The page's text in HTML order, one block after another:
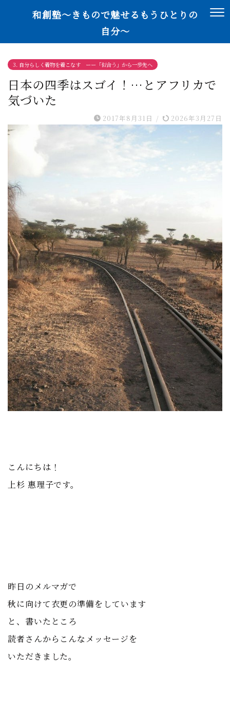
和創塾〜きもので魅せるもうひとりの
自分〜
3. 自分らしく着物を着こなす ーー「似合う」から一歩先へ
日本の四季はスゴイ！…とアフリカで
気づいた
2017年8月31日 / 2026年3月27日
こんにちは！
上杉 惠理子です。
昨日のメルマガで
秋に向けて衣更の準備をしています
と、書いたところ
読者さんからこんなメッセージを
いただきました。